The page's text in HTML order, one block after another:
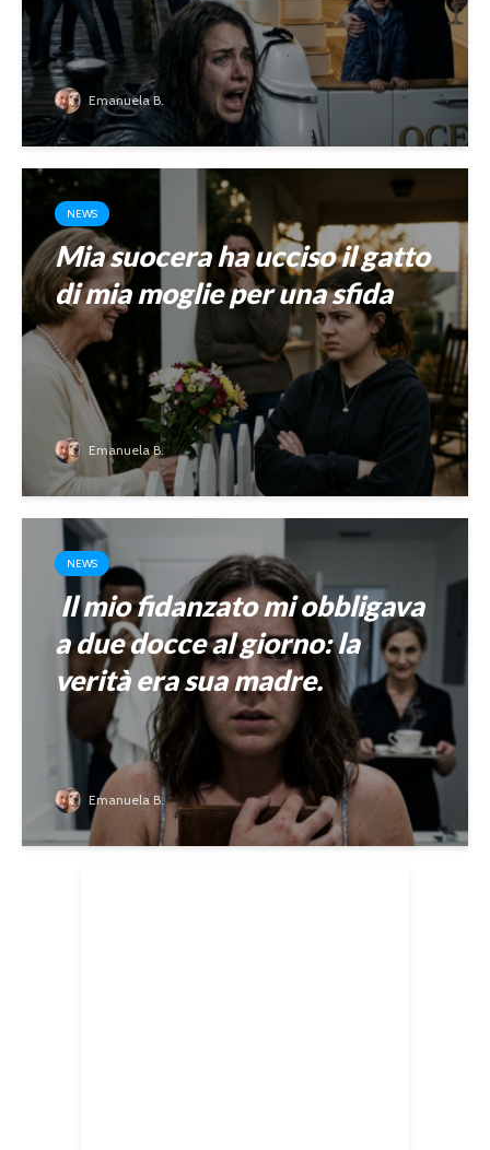
Emanuela B.
NEWS
Mia suocera ha ucciso il gatto
di mia moglie per una sfida
Emanuela B.
NEWS
Il mio fidanzato mi obbligava
a due docce al giorno: la
verità era sua madre.
Emanuela B.